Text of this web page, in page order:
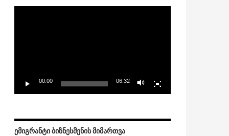
– ვერცხლის პრიზიორი
00:00 06:32
ᲔᲛᲘᲒᲠᲐᲜᲢᲘ ᲑᲘᲖᲜᲔᲡᲛᲔᲜᲘᲡ ᲛᲘᲛᲐᲠᲗᲕᲐ